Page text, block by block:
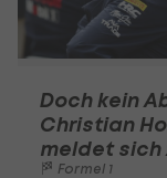
Doch kein
Christian
meldet sich
Formel 1